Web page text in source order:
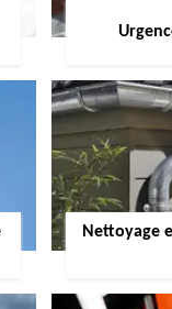
Nettoyage